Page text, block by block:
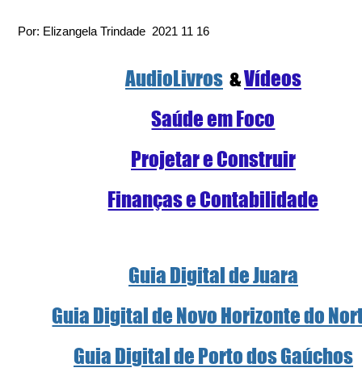
Por: Elizangela Trindade  2021 11 16
AudioLivros
  &
Vídeos
Saúde em Foco
Projetar e Construir
Finanças e Contabilidade
Guia Digital de Juara
Guia Digital de Novo Horizonte do
Guia Digital de Porto dos Gaúchos